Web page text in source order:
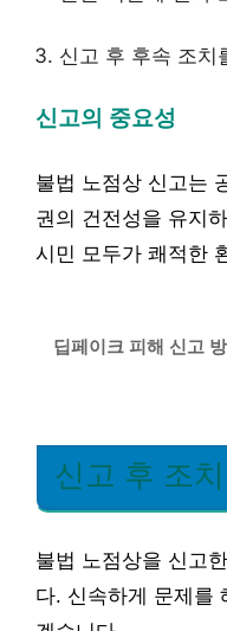
신고 후 후속 조치
신고의 중요성
불법 노점상 신고는
권의 건전성을 유지
시민 모두가 쾌적한
딥페이크 피해 신고
신고 후 조
불법 노점상을 신고
다. 신속하게 문제를